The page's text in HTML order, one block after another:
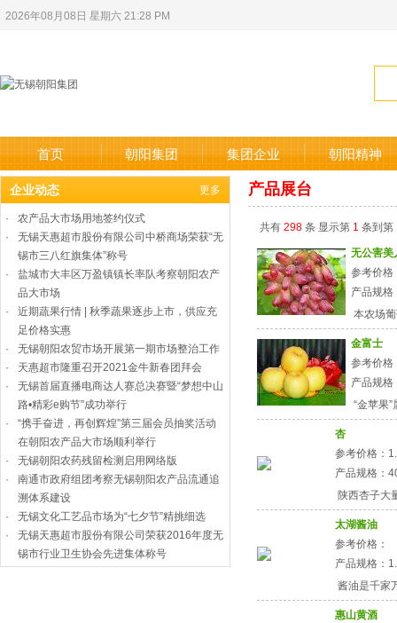
2026年08月08日 星期六 21:28 PM
首页 朝阳集团 集团企业 朝阳精神
企业动态
更多
·
农产品大市场用地签约仪式
·
无锡天惠超市股份有限公司中桥商场荣获“无
锡市三八红旗集体”称号
·
盐城市大丰区万盈镇镇长率队考察朝阳农产
品大市场
·
近期蔬果行情 | 秋季蔬果逐步上市，供应充
足价格实惠
·
无锡朝阳农贸市场开展第一期市场整治工作
·
天惠超市隆重召开2021金牛新春团拜会
·
无锡首届直播电商达人赛总决赛暨“梦想中山
路•精彩e购节”成功举行
·
“携手奋进，再创辉煌”第三届会员抽奖活动
在朝阳农产品大市场顺利举行
·
无锡朝阳农药残留检测启用网络版
·
南通市政府组团考察无锡朝阳农产品流通追
溯体系建设
·
无锡文化工艺品市场为“七夕节”精挑细选
·
无锡天惠超市股份有限公司荣获2016年度无
锡市行业卫生协会先进集体称号
产品展台
共有298条 显示第 1 条到第
无公害美
参考价格
产品规
本农场
金富士
参考价格
产品规
“金苹果
杏
参考价格：
产品规格：
陕西杏子大
太湖酱油
参考价格：
产品规格：
酱油是千家
惠山黄酒